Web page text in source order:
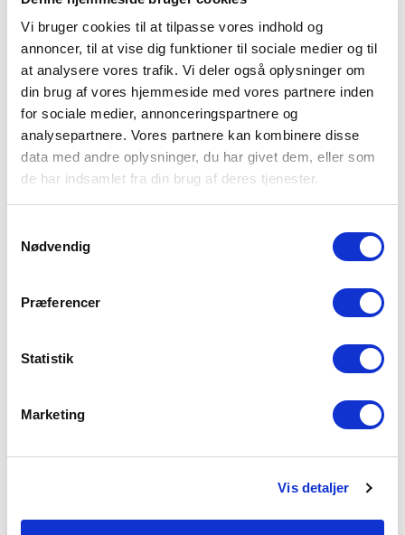
Vi bruger cookies til at tilpasse vores indhold og
annoncer, til at vise dig funktioner til sociale medier og til
at analysere vores trafik. Vi deler også oplysninger om
din brug af vores hjemmeside med vores partnere inden
for sociale medier, annonceringspartnere og
analysepartnere. Vores partnere kan kombinere disse
data med andre oplysninger, du har givet dem, eller som
de har indsamlet fra din brug af deres tjenester.
Nødvendig
Præferencer
Statistik
Marketing
Vis detaljer
ALBERT RRAHMANI UDLEJES TIL